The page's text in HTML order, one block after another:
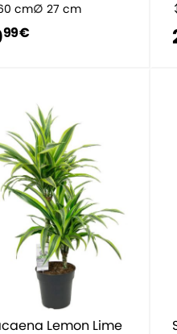
cm 27 cm
99 €
Lemon Lime